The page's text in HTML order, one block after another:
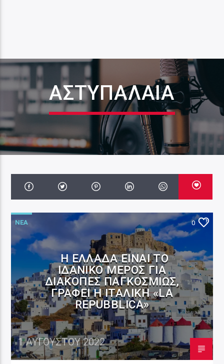
ΑΣΤΥΠΆΛΑΙΑ
ΝΕΑ 0
Η ΕΛΛΆΔΑ ΕΊΝΑΙ ΤΟ
ΙΔΑΝΙΚΌ ΜΈΡΟΣ ΓΙΑ
ΔΙΑΚΟΠΈΣ ΠΑΓΚΟΣΜΊΩΣ,
ΓΡΆΦΕΙ Η ΙΤΑΛΙΚΉ «LA
REPUBBLICA»
1 ΑΥΓΟΎΣΤΟΥ 2022